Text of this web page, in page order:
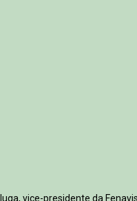
vice-presidente da